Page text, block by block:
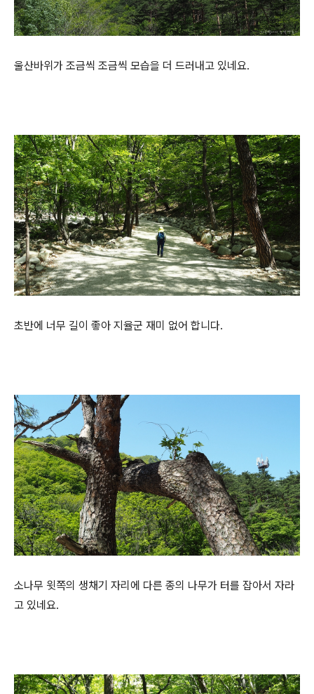
울산바위가 조금씩 조금씩 모습을 더 드러내고 있네요.
초반에 너무 길이 좋아 지율군 재미 없어 합니다.
소나무 윗쪽의 생채기 자리에 다른 종의 나무가 터를 잡아서 자라
고 있네요.